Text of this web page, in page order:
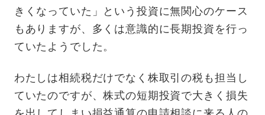
きくなっていた」という投資に無関心のケース
もありますが、多くは意識的に長期投資を行っ
ていたようでした。
わたしは相続税だけでなく株取引の税も担当し
ていたのですが、株式の短期投資で大きく損失